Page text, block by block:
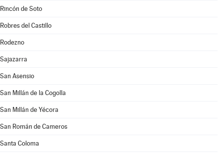
Rincón de Soto
Robres del Castillo
Rodezno
Sajazarra
San Asensio
San Millán de la Cogolla
San Millán de Yécora
San Román de Cameros
Santa Coloma